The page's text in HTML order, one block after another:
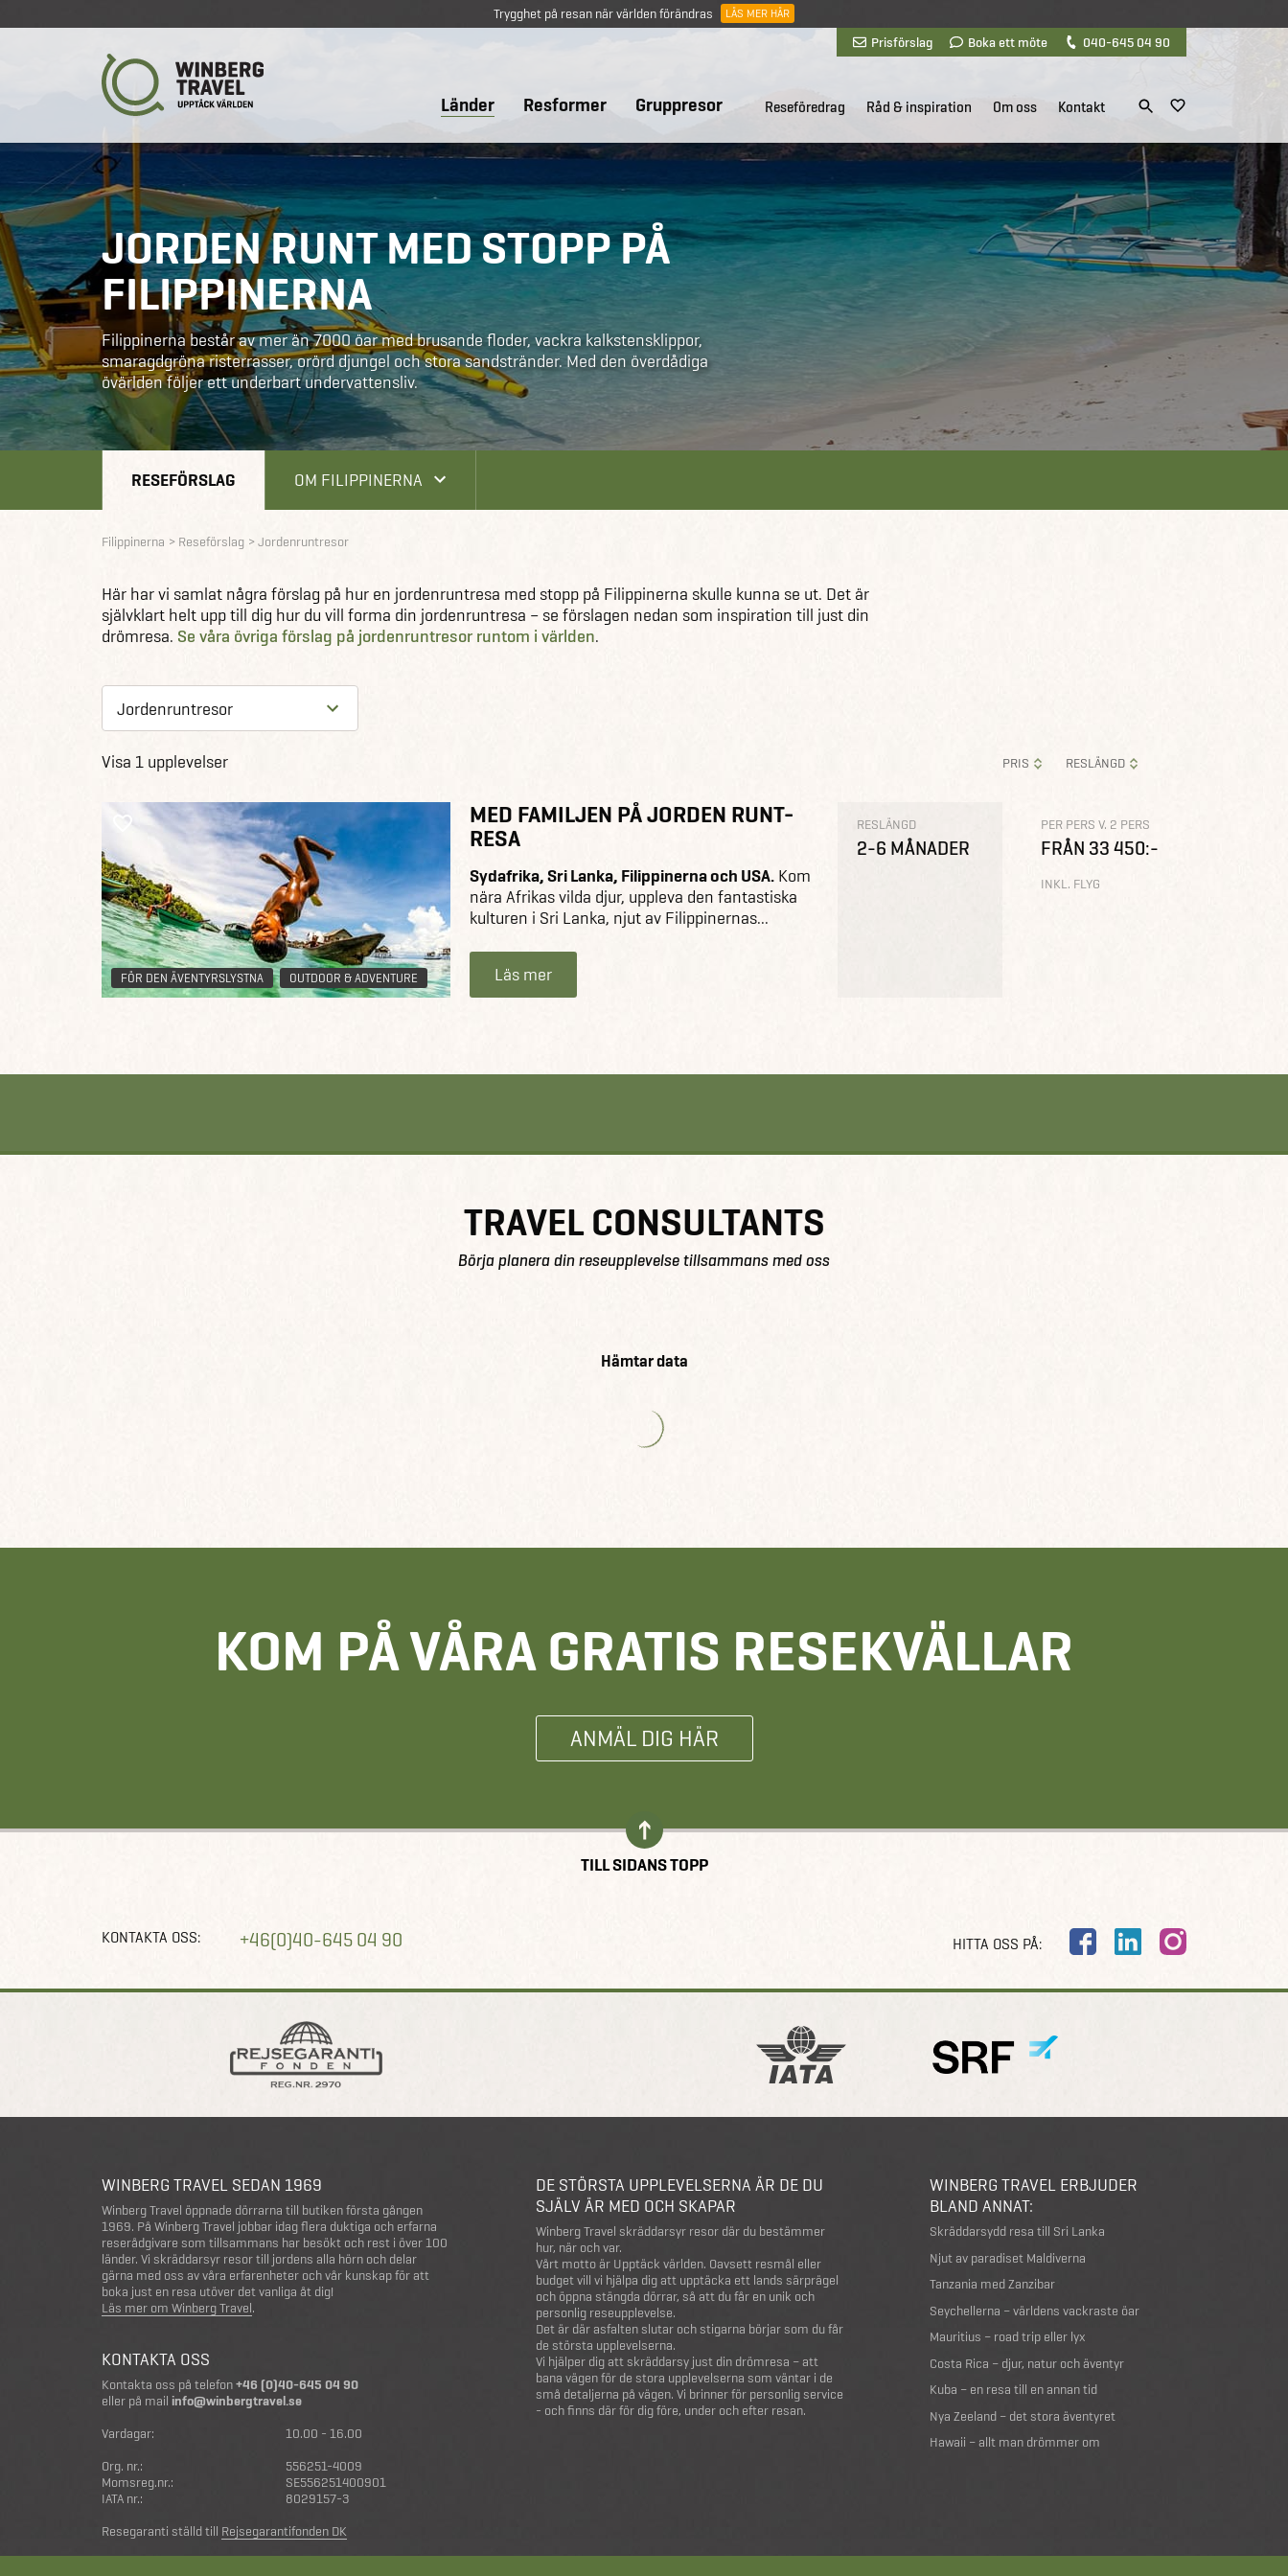
Trygghet på resan när världen förändras LÄS MER HÄR
Prisförslag Boka ett möte 040-645 04 90
Länder Resformer Gruppresor Reseföredrag Råd & inspiration Om oss Kontakt
JORDEN RUNT MED STOPP PÅ
FILIPPINERNA
Filippinerna består av mer än 7000 öar med brusande floder, vackra kalkstensklippor,
smaragdgröna risterrasser, orörd djungel och stora sandstränder. Med den överdådiga
övärlden följer ett underbart undervattensliv.
RESEFÖRSLAG OM FILIPPINERNA
Filippinerna Reseförslag Jordenruntresor
Här har vi samlat några förslag på hur en jordenruntresa med stopp på Filippinerna skulle kunna se ut. Det är
självklart helt upp till dig hur du vill forma din jordenruntresa – se förslagen nedan som inspiration till just din
drömresa. Se våra övriga förslag på jordenruntresor runtom i världen.
PRIS RESLÄNGD
Visa 1 upplevelser
FÖR DEN ÄVENTYRSLYSTNA OUTDOOR & ADVENTURE
MED FAMILJEN PÅ JORDEN RUNT-
RESA
Sydafrika, Sri Lanka, Filippinerna och USA. Kom
nära Afrikas vilda djur, uppleva den fantastiska
kulturen i Sri Lanka, njut av Filippinernas...
Läs mer
RESLÄNGD
2-6 MÅNADER
PER PERS V. 2 PERS
FRÅN 33 450:-
INKL. FLYG
TRAVEL CONSULTANTS
Börja planera din reseupplevelse tillsammans med oss
Hämtar data
KOM PÅ VÅRA GRATIS RESEKVÄLLAR
ANMÄL DIG HÄR
TILL SIDANS TOPP
KONTAKTA OSS: +46(0)40-645 04 90 HITTA OSS PÅ:
WINBERG TRAVEL SEDAN 1969
Winberg Travel öppnade dörrarna till butiken första gången
1969. På Winberg Travel jobbar idag flera duktiga och erfarna
reserådgivare som tillsammans har besökt och rest i över 100
länder. Vi skräddarsyr resor till jordens alla hörn och delar
gärna med oss av våra erfarenheter och vår kunskap för att
boka just en resa utöver det vanliga åt dig!
Läs mer om Winberg Travel.
KONTAKTA OSS
Kontakta oss på telefon+46 (0)40-645 04 90
eller på mail info@winbergtravel.se
Vardagar:
10.00 - 16.00
Org. nr.:
556251-4009
Momsreg.nr.:
SE556251400901
IATA nr.:
8029157-3
Resegaranti ställd till Rejsegarantifonden DK
DE STÖRSTA UPPLEVELSERNA ÄR DE DU
SJÄLV ÄR MED OCH SKAPAR
Winberg Travel skräddarsyr resor där du bestämmer
hur, när och var.
Vårt motto är Upptäck världen. Oavsett resmål eller
budget vill vi hjälpa dig att upptäcka ett lands särprägel
och öppna stängda dörrar, så att du får en unik och
personlig reseupplevelse.
Det är där asfalten slutar och stigarna börjar som du får
de största upplevelserna.
Vi hjälper dig att skräddarsy just din drömresa – att
bana vägen för de stora upplevelserna som väntar i de
små detaljerna på vägen. Vi brinner för personlig service
- och finns där för dig före, under och efter resan.
WINBERG TRAVEL ERBJUDER
BLAND ANNAT:
Skräddarsydd resa till Sri Lanka
Njut av paradiset Maldiverna
Tanzania med Zanzibar
Seychellerna – världens vackraste öar
Mauritius – road trip eller lyx
Costa Rica – djur, natur och äventyr
Kuba – en resa till en annan tid
Nya Zeeland – det stora äventyret
Hawaii – allt man drömmer om